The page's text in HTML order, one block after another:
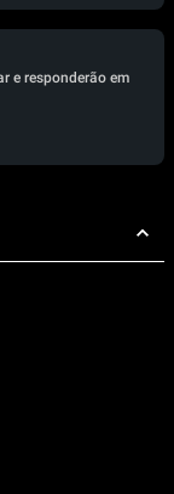
e responderão em